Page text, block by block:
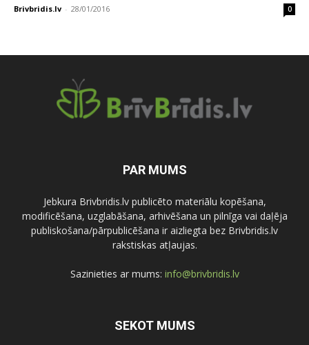
Brivbridis.lv - 28/01/2016 0
PAR MUMS
Jebkura Brivbridis.lv publicēto materiālu kopēšana,
modificēšana, uzglabāšana, arhivēšana un pilnīga vai daļēja
publiskošana/pārpublicēšana ir aizliegta bez Brivbridis.lv
rakstiskas atļaujas.
Sazinieties ar mums: info@brivbridis.lv
SEKOT MUMS